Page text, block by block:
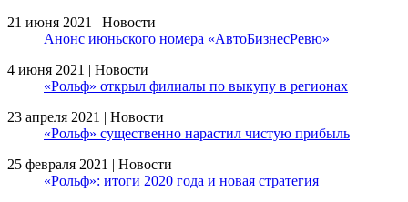
21 июня 2021 | Новости
Анонс июньского номера «АвтоБизнесРевю»
4 июня 2021 | Новости
«Рольф» открыл филиалы по выкупу в регионах
23 апреля 2021 | Новости
«Рольф» существенно нарастил чистую прибыль
25 февраля 2021 | Новости
«Рольф»: итоги 2020 года и новая стратегия